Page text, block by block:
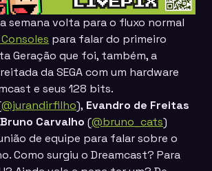
semana volta para o fluxo normal
para falar do primeiro
Geração que foi, também, a
daSEGAcom um hardware
e seus 128 bits.
@jurandirfilho), Evandro de Freitas
Bruno Carvalho (@bruno_cats)
de equipe para falar sobre o
Como surgiu o Dreamcast? Para